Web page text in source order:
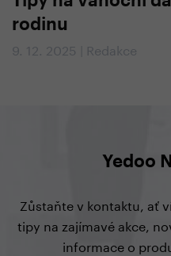
rodinu
9. 12. 2025 | Redakce
Yedoo
Zůstaňte v kontaktu, ať
tipy na zajímavé akce,
informace o